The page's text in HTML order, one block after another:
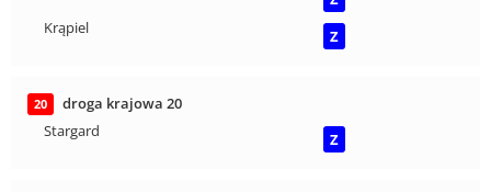
Krąpiel
Z
20
droga krajowa 20
Stargard
Z